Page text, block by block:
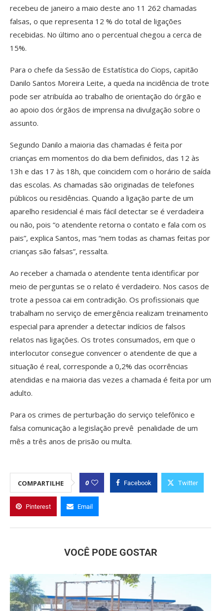
recebeu de janeiro a maio deste ano 11 262 chamadas
falsas, o que representa 12 % do total de ligações
recebidas. No último ano o percentual chegou a cerca de
15%.
Para o chefe da Sessão de Estatística do Ciops, capitão
Danilo Santos Moreira Leite, a queda na incidência de trote
pode ser atribuída ao trabalho de orientação do órgão e
ao apoio dos órgãos de imprensa na divulgação sobre o
assunto.
Segundo Danilo a maioria das chamadas é feita por
crianças em momentos do dia bem definidos, das 12 às
13h e das 17 às 18h, que coincidem com o horário de saída
das escolas. As chamadas são originadas de telefones
públicos ou residências. Quando a ligação parte de um
aparelho residencial é mais fácil detectar se é verdadeira
ou não, pois “o atendente retorna o contato e fala com os
pais”, explica Santos, mas “nem todas as chamas feitas por
crianças são falsas”, ressalta.
Ao receber a chamada o atendente tenta identificar por
meio de perguntas se o relato é verdadeiro. Nos casos de
trote a pessoa cai em contradição. Os profissionais que
trabalham no serviço de emergência realizam treinamento
especial para aprender a detectar indícios de falsos
relatos nas ligações. Os trotes consumados, em que o
interlocutor consegue convencer o atendente de que a
situação é real, corresponde a 0,2% das ocorrências
atendidas e na maioria das vezes a chamada é feita por um
adulto.
Para os crimes de perturbação do serviço telefônico e
falsa comunicação a legislação prevê penalidade de um
mês a três anos de prisão ou multa.
COMPARTILHE 0 Facebook Twitter
Pinterest Email
VOCÊ PODE GOSTAR